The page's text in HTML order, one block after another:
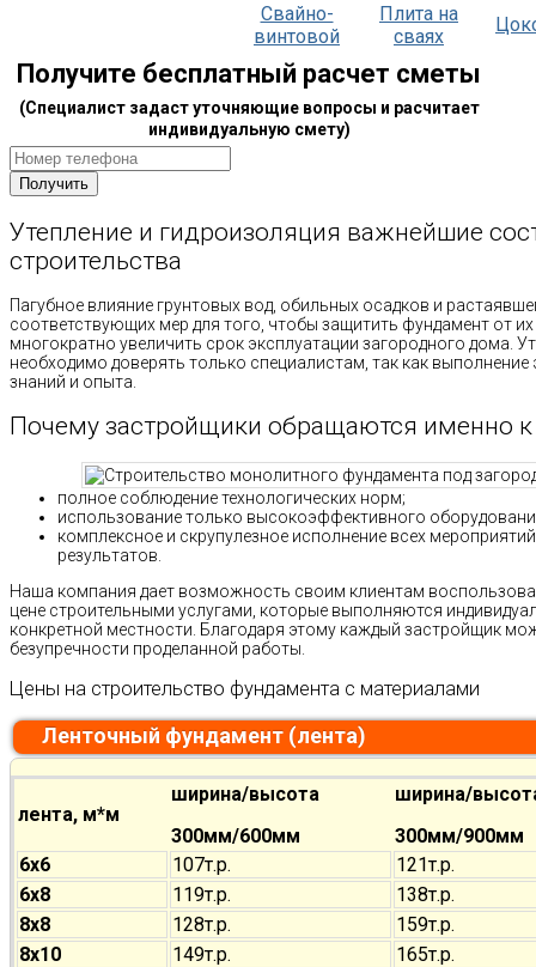
Свайно-
винтовой
Плита на
сваях
Получите бесплатный расчет сметы
(Специалист задаст уточняющие вопросы и расчитает
индивидуальную смету)
Утепление и гидроизоляция важнейшие
строительства
Пагубное влияние грунтовых вод, обильных осадков и
соответствующих мер для того, чтобы защитить фундамент от
многократно увеличить срок эксплуатации загородного дома.
необходимо доверять только специалистам, так как
знаний и опыта.
Почему застройщики обращаются именно
полное соблюдение технологических норм;
использование только высокоэффективного
комплексное и скрупулезное исполнение всех
результатов.
Наша компания дает возможность своим клиентам
цене строительными услугами, которые выполняются
конкретной местности. Благодаря этому каждый застройщик
безупречности проделанной работы.
Цены на строительство фундамента с материалами
Ленточный фундамент (лента)
лента, м*м
ширина/высота
300мм/600мм
ширина/
300мм/900мм
6х6
107т.р.
121т.р.
6х8
119т.р.
138т.р.
8х8
128т.р.
159т.р.
8х10
149т.р.
165т.р.